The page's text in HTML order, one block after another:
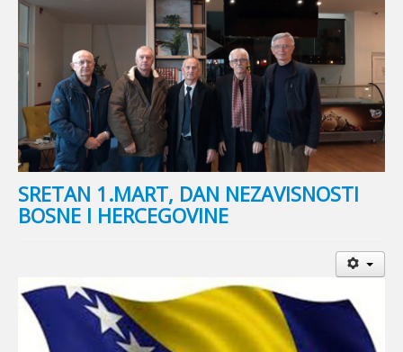
SRETAN 1.MART, DAN NEZAVISNOSTI
BOSNE I HERCEGOVINE